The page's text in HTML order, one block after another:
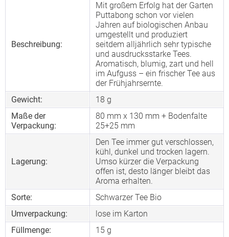
Beschreibung:
Mit großem Erfolg hat der Garten
Puttabong schon vor vielen
Jahren auf biologischen Anbau
umgestellt und produziert
seitdem alljährlich sehr typische
und ausdrucksstarke Tees.
Aromatisch, blumig, zart und hell
im Aufguss – ein frischer Tee aus
der Frühjahrsernte.
Gewicht:
18 g
Maße der
Verpackung:
80 mm x 130 mm + Bodenfalte
25+25 mm
Lagerung:
Den Tee immer gut verschlossen,
kühl, dunkel und trocken lagern.
Umso kürzer die Verpackung
offen ist, desto länger bleibt das
Aroma erhalten.
Sorte:
Schwarzer Tee Bio
Umverpackung:
lose im Karton
Füllmenge:
15 g